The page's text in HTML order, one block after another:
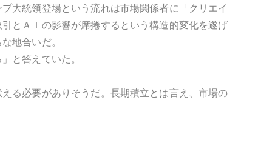
大統領登場という流れは市場関係者に「クリエイ
とＡＩの影響が席捲するという構造的変化を遂げ
地合いだ。
と答えていた。
る必要がありそうだ。長期積立とは言え、市場の